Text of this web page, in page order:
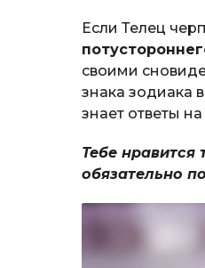
Если Телец
своими
знака зодиака
знает ответы
Тебе нравится
обязательно